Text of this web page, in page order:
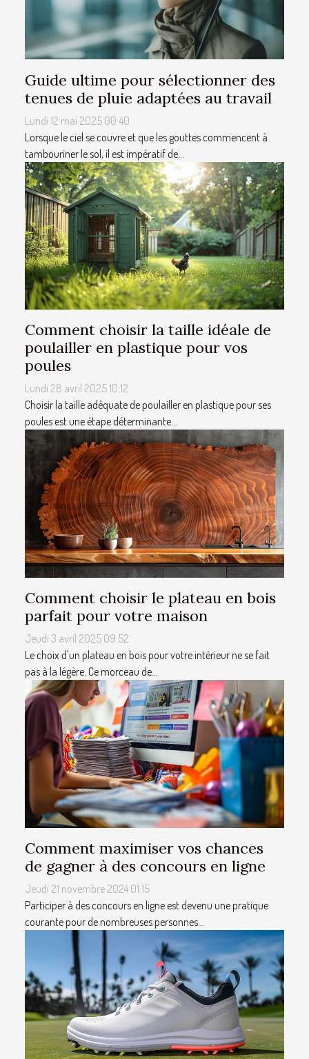
Guide ultime pour sélectionner des
tenues de pluie adaptées au travail
Lundi 12 mai 2025 00:40
Lorsque le ciel se couvre et que les gouttes commencent à
tambouriner le sol, il est impératif de...
Comment choisir la taille idéale de
poulailler en plastique pour vos
poules
Lundi 28 avril 2025 10:12
Choisir la taille adéquate de poulailler en plastique pour ses
poules est une étape déterminante...
Comment choisir le plateau en bois
parfait pour votre maison
Jeudi 3 avril 2025 09:52
Le choix d'un plateau en bois pour votre intérieur ne se fait
pas à la légère. Ce morceau de...
Comment maximiser vos chances
de gagner à des concours en ligne
Jeudi 21 novembre 2024 01:15
Participer à des concours en ligne est devenu une pratique
courante pour de nombreuses personnes...